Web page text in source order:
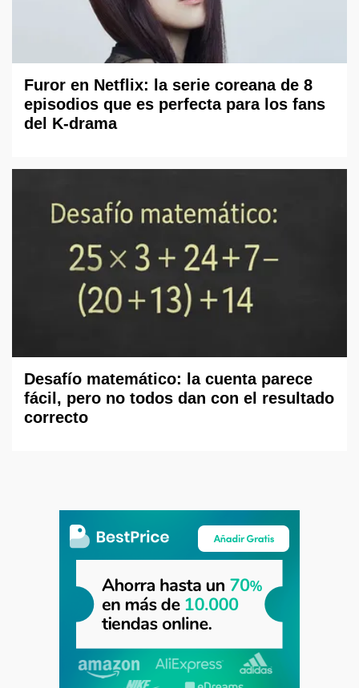
Furor en Netflix: la serie coreana de 8
episodios que es perfecta para los fans
del K-drama
Desafío matemático: la cuenta parece
fácil, pero no todos dan con el resultado
correcto